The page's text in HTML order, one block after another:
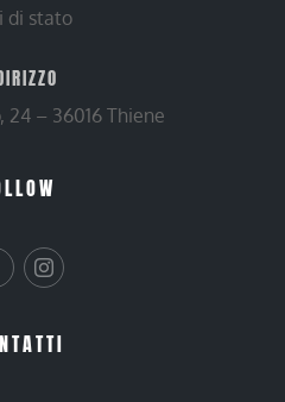
di stato
24 – 36016 Thiene